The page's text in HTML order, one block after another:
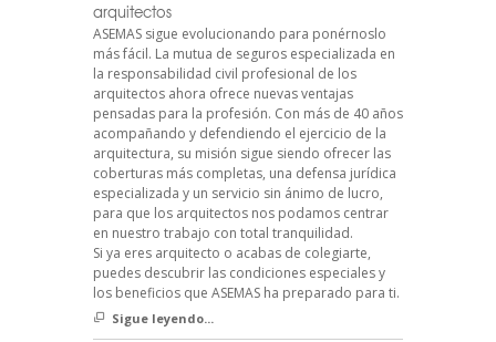
arquitectos
ASEMAS sigue evolucionando para ponérnoslo
más fácil. La mutua de seguros especializada en
la responsabilidad civil profesional de los
arquitectos ahora ofrece nuevas ventajas
pensadas para la profesión. Con más de 40 años
acompañando y defendiendo el ejercicio de la
arquitectura, su misión sigue siendo ofrecer las
coberturas más completas, una defensa jurídica
especializada y un servicio sin ánimo de lucro,
para que los arquitectos nos podamos centrar
en nuestro trabajo con total tranquilidad.
Si ya eres arquitecto o acabas de colegiarte,
puedes descubrir las condiciones especiales y
los beneficios que ASEMAS ha preparado para ti.
Sigue leyendo...